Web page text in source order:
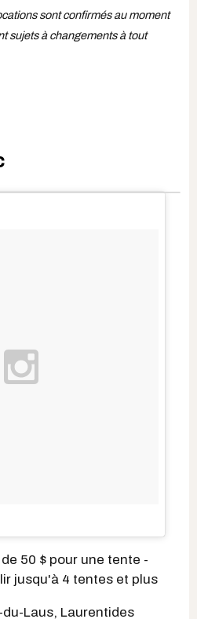
sont confirmés au moment
sujets à changements à tout
50 $ pour une tente -
jusqu'à 4 tentes et plus
Laus, Laurentides